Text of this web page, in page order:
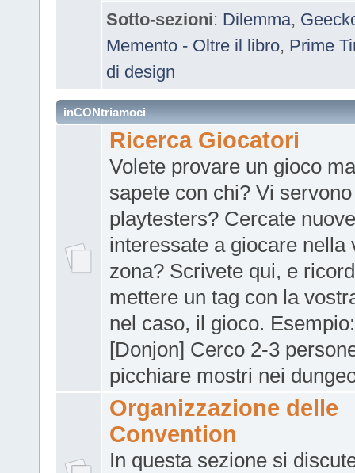
Sotto-sezioni: Dilemma,
Memento - Oltre il libro, Prime
di design
inCONtriamoci
Ricerca Giocatori
Volete provare un gioco
sapete con chi? Vi
playtesters? Cercate
interessate a giocare nella
zona? Scrivete qui, e
mettere un tag con la
nel caso, il gioco.
[Donjon] Cerco 2-3
picchiare mostri nei
Organizzazione delle
Convention
In questa sezione si